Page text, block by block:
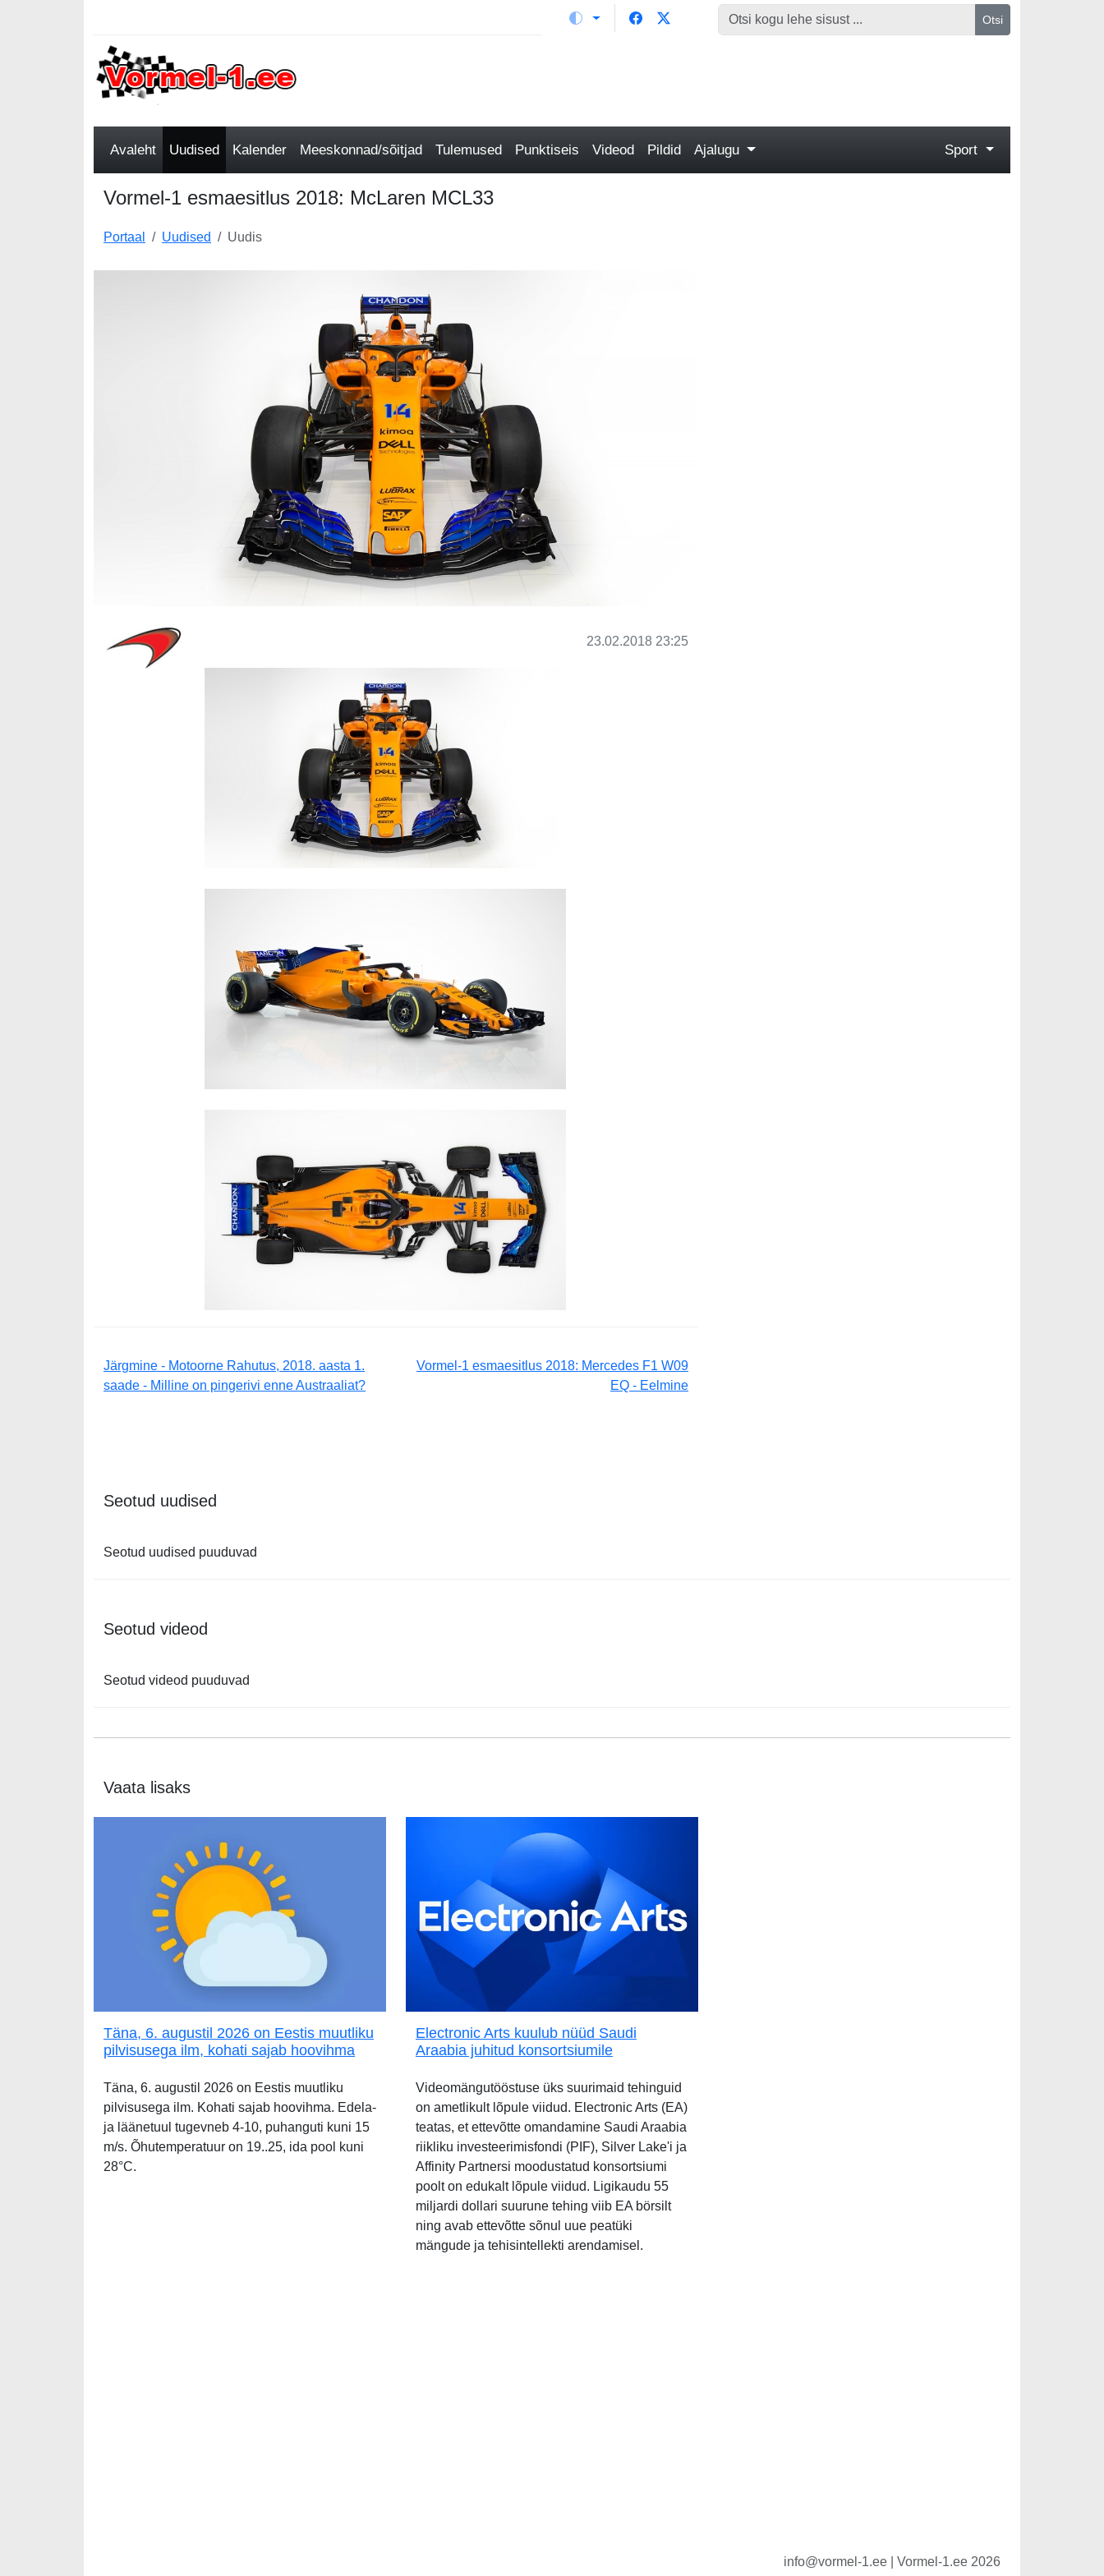
Otsi
Avaleht Uudised Kalender Meeskonnad/sõitjad Tulemused Punktiseis Videod Pildid Ajalugu Sport
Vormel-1 esmaesitlus 2018: McLaren MCL33
Portaal Uudised Uudis
23.02.2018 23:25
Järgmine - Motoorne Rahutus, 2018. aasta 1.
saade - Milline on pingerivi enne Austraaliat?
Vormel-1 esmaesitlus 2018: Mercedes F1 W09
EQ - Eelmine
Seotud uudised
Seotud uudised puuduvad
Seotud videod
Seotud videod puuduvad
Vaata lisaks
Täna, 6. augustil 2026 on Eestis muutliku
pilvisusega ilm, kohati sajab hoovihma
Täna, 6. augustil 2026 on Eestis muutliku
pilvisusega ilm. Kohati sajab hoovihma. Edela-
ja läänetuul tugevneb 4-10, puhanguti kuni 15
m/s. Õhutemperatuur on 19..25, ida pool kuni
28°C.
Electronic Arts kuulub nüüd Saudi
Araabia juhitud konsortsiumile
Videomängutööstuse üks suurimaid tehinguid
on ametlikult lõpule viidud. Electronic Arts (EA)
teatas, et ettevõtte omandamine Saudi Araabia
riikliku investeerimisfondi (PIF), Silver Lake'i ja
Affinity Partnersi moodustatud konsortsiumi
poolt on edukalt lõpule viidud. Ligikaudu 55
miljardi dollari suurune tehing viib EA börsilt
ning avab ettevõtte sõnul uue peatüki
mängude ja tehisintellekti arendamisel.
info@vormel-1.ee | Vormel-1.ee 2026